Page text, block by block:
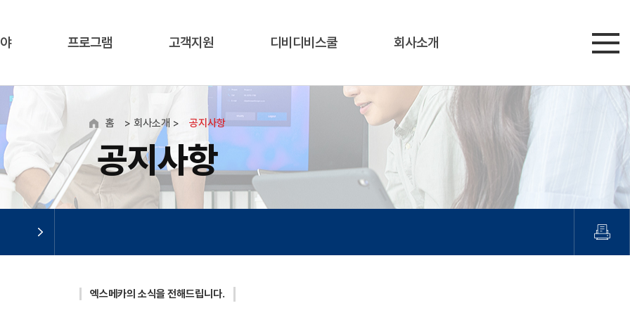
프로그램 고객지원 디비디비스쿨 회사소개
홈 > 회사소개 > 공지사항
공지사항
엑스메카의 소식을 전해드립니다.